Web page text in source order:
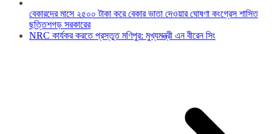
বেকারদের মাসে ২৫০০ টাকা করে বেকার ভাতা দেওয়ার ঘোষণা কংগ্রেস শাসিত
ছত্তিশগড় সরকারের
NRC কার্যকর করতে প্রস্তুত মণিপুর: মুখ্যমন্ত্রী এন বীরেন সিং